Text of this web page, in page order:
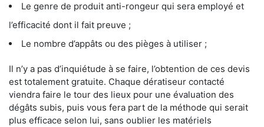
Le genre de produit anti-rongeur qui sera employé et
l’efficacité dont il fait preuve ;
Le nombre d’appâts ou des pièges à utiliser ;
Il n’y a pas d’inquiétude à se faire, l’obtention de ces devis
est totalement gratuite. Chaque dératiseur contacté
viendra faire le tour des lieux pour une évaluation des
dégâts subis, puis vous fera part de la méthode qui serait
plus efficace selon lui, sans oublier les matériels